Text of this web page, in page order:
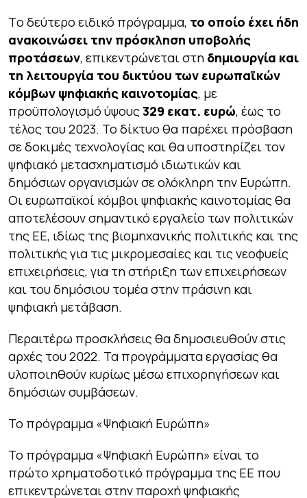
Tο δεύτερο ειδικό πρόγραμμα, το οποίο έχει ήδη
ανακοινώσει την πρόσκληση υποβολής
προτάσεων, επικεντρώνεται στη δημιουργία και
τη λειτουργία του δικτύου των ευρωπαϊκών
κόμβων ψηφιακής καινοτομίας, με
προϋπολογισμό ύψους329 εκατ. ευρώ, έως το
τέλος του 2023. Το δίκτυο θα παρέχει πρόσβαση
σε δοκιμές τεχνολογίας και θα υποστηρίζει τον
ψηφιακό μετασχηματισμό ιδιωτικών και
δημόσιων οργανισμών σε ολόκληρη την Ευρώπη.
Οι ευρωπαϊκοί κόμβοι ψηφιακής καινοτομίας θα
αποτελέσουν σημαντικό εργαλείο των πολιτικών
της ΕΕ, ιδίως της βιομηχανικής πολιτικής και της
πολιτικής για τις μικρομεσαίες και τις νεοφυείς
επιχειρήσεις, για τη στήριξη των επιχειρήσεων
και του δημόσιου τομέα στην πράσινη και
ψηφιακή μετάβαση.
Περαιτέρω προσκλήσεις θα δημοσιευθούν στις
αρχές του 2022. Τα προγράμματα εργασίας θα
υλοποιηθούν κυρίως μέσω επιχορηγήσεων και
δημόσιων συμβάσεων.
Το πρόγραμμα «Ψηφιακή Ευρώπη»
Το πρόγραμμα «Ψηφιακή Ευρώπη» είναι το
πρώτο χρηματοδοτικό πρόγραμμα της ΕΕ που
επικεντρώνεται στην παροχή ψηφιακής